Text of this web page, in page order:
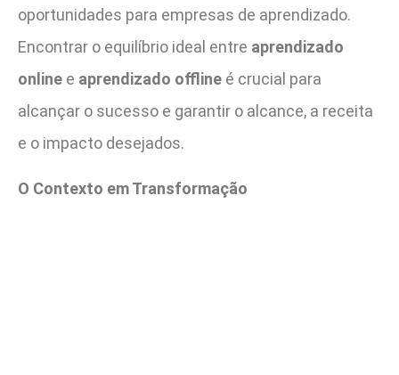
oportunidades para empresas de aprendizado.
Encontrar o equilíbrio ideal entre aprendizado
online e aprendizado offline é crucial para
alcançar o sucesso e garantir o alcance, a receita
e o impacto desejados.
O Contexto em Transformação